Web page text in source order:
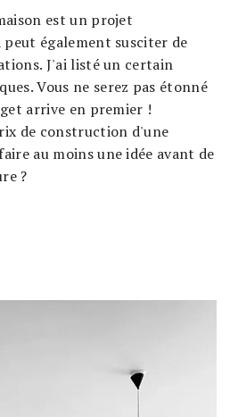
est un projet
également susciter de
J'ai listé un certain
Vous ne serez pas étonné
arrive en premier !
de construction d'une
au moins une idée avant de
?